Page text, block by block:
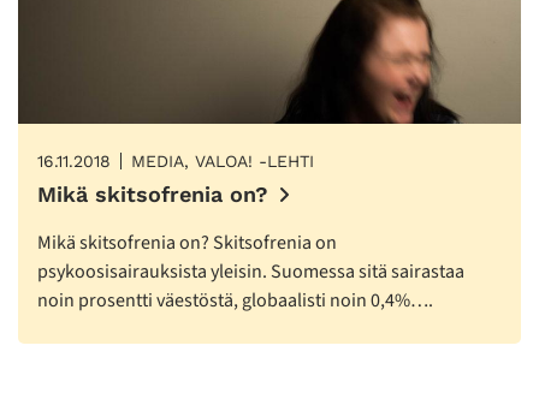
16.11.2018 MEDIA, VALOA! -LEHTI
Mikä skitsofrenia on?
Mikä skitsofrenia on? Skitsofrenia on
psykoosisairauksista yleisin. Suomessa sitä sairastaa
noin prosentti väestöstä, globaalisti noin 0,4%….